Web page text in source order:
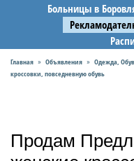
Больницы в
Главная » Объявления » Одежда,
кроссовки, повседневную обувь
Продам